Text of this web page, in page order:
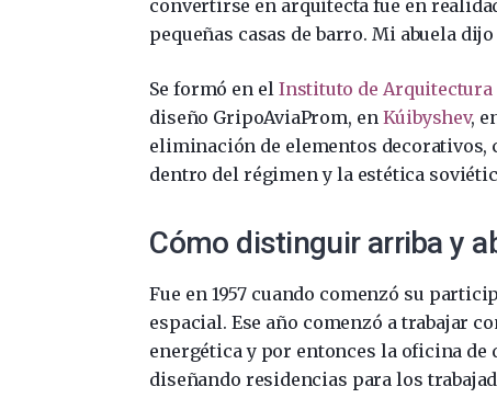
convertirse en arquitecta fue en
pequeñas casas de barro. Mi abuela
Se formó en el Instituto de Arquitectura
diseño GripoAviaProm, en Kúibyshev,
eliminación de elementos decorativos,
dentro del régimen y la estética
Cómo distinguir arriba y
Fue en 1957 cuando comenzó su
espacial. Ese año comenzó a trabajar
energética y por entonces la oficina de
diseñando residencias para los